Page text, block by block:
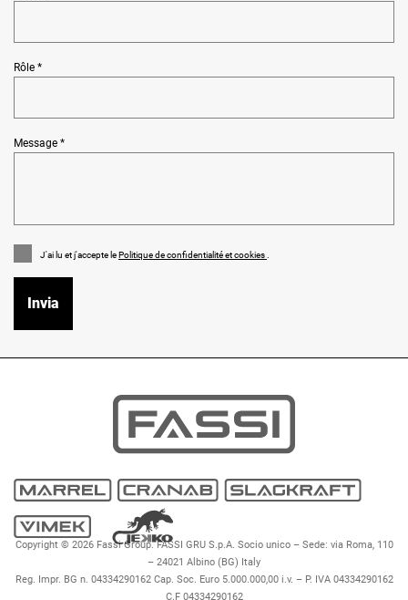
Rôle *
Message *
J'ai lu et j'accepte le Politique de confidentialité et cookies.
Copyright © 2026 Fassi Group. FASSI GRU S.p.A. Socio unico – Sede: via Roma, 110
– 24021 Albino (BG) Italy
Reg. Impr. BG n. 04334290162 Cap. Soc. Euro 5.000.000,00 i.v. – P. IVA 04334290162
C.F 04334290162